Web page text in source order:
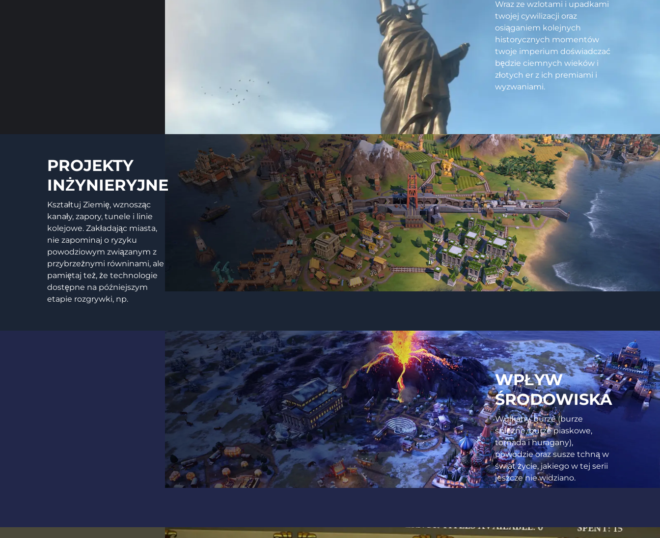
Wraz ze wzlotami i upadkami
twojej cywilizacji oraz
osiąganiem kolejnych
historycznych momentów
twoje imperium doświadczać
będzie ciemnych wieków i
złotych er z ich premiami i
wyzwaniami.
PROJEKTY
INŻYNIERYJNE
Kształtuj Ziemię, wznosząc
kanały, zapory, tunele i linie
kolejowe. Zakładając miasta,
nie zapominaj o ryzyku
powodziowym związanym z
przybrzeżnymi równinami, ale
pamiętaj też, że technologie
dostępne na późniejszym
etapie rozgrywki, np.
WPŁYW
ŚRODOWISKA
Wulkany, burze (burze
śnieżne, burze piaskowe,
tornada i huragany),
powodzie oraz susze tchną w
świat życie, jakiego w tej serii
jeszcze nie widziano.